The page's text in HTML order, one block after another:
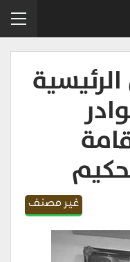
غير مصنف